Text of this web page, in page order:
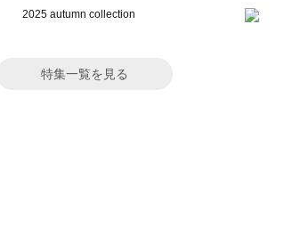
特集一覧を見る